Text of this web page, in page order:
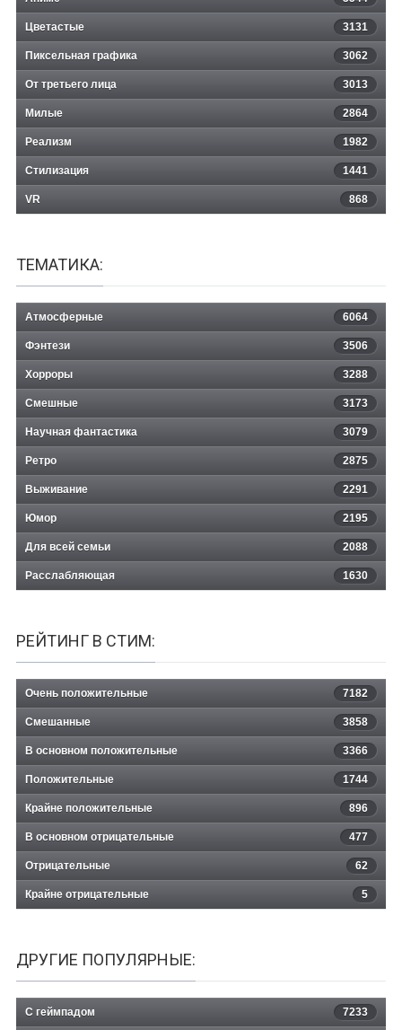
Цветастые 3131
Пиксельная графика 3062
От третьего лица 3013
Милые 2864
Реализм 1982
Стилизация 1441
VR 868
ТЕМАТИКА:
Атмосферные 6064
Фэнтези 3506
Хорроры 3288
Смешные 3173
Научная фантастика 3079
Ретро 2875
Выживание 2291
Юмор 2195
Для всей семьи 2088
Расслабляющая 1630
РЕЙТИНГ В СТИМ:
Очень положительные 7182
Смешанные 3858
В основном положительные 3366
Положительные 1744
Крайне положительные 896
В основном отрицательные 477
Отрицательные 62
Крайне отрицательные 5
ДРУГИЕ ПОПУЛЯРНЫЕ:
С геймпадом 7233